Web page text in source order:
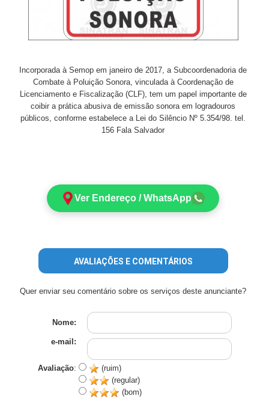
Incorporada à Semop em janeiro de 2017, a Subcoordenadoria de
Combate à Poluição Sonora, vinculada à Coordenação de
Licenciamento e Fiscalização (CLF), tem um papel importante de
coibir a prática abusiva de emissão sonora em logradouros
públicos, conforme estabelece a Lei do Silêncio Nº 5.354/98. tel.
156 Fala Salvador
Ver Endereço / WhatsApp
AVALIAÇÕES E COMENTÁRIOS
Quer enviar seu comentário sobre os serviços deste anunciante?
Nome:
e-mail:
Avaliação:
(ruim)
(regular)
(bom)